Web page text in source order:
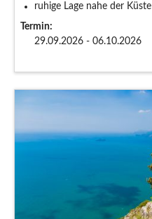
ruhige Lage nahe der Küste
Termin:
29.09.2026 - 06.10.2026